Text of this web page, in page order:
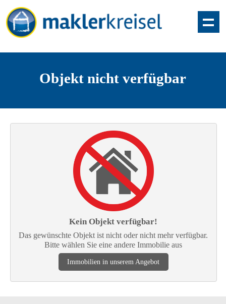
Objekt nicht verfügbar
Kein Objekt verfügbar!
Das gewünschte Objekt ist nicht oder nicht mehr verfügbar.
Bitte wählen Sie eine andere Immobilie aus
Immobilien in unserem Angebot